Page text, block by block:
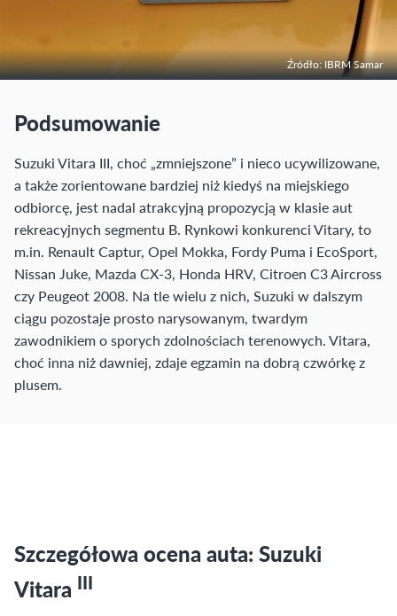
Źródło: IBRM Samar
Podsumowanie
Suzuki Vitara III, choć „zmniejszone” i nieco ucywilizowane,
a także zorientowane bardziej niż kiedyś na miejskiego
odbiorcę, jest nadal atrakcyjną propozycją w klasie aut
rekreacyjnych segmentu B. Rynkowi konkurenci Vitary, to
m.in. Renault Captur, Opel Mokka, Fordy Puma i EcoSport,
Nissan Juke, Mazda CX-3, Honda HRV, Citroen C3 Aircross
czy Peugeot 2008. Na tle wielu z nich, Suzuki w dalszym
ciągu pozostaje prosto narysowanym, twardym
zawodnikiem o sporych zdolnościach terenowych. Vitara,
choć inna niż dawniej, zdaje egzamin na dobrą czwórkę z
plusem.
Szczegółowa ocena auta: Suzuki
Vitara III